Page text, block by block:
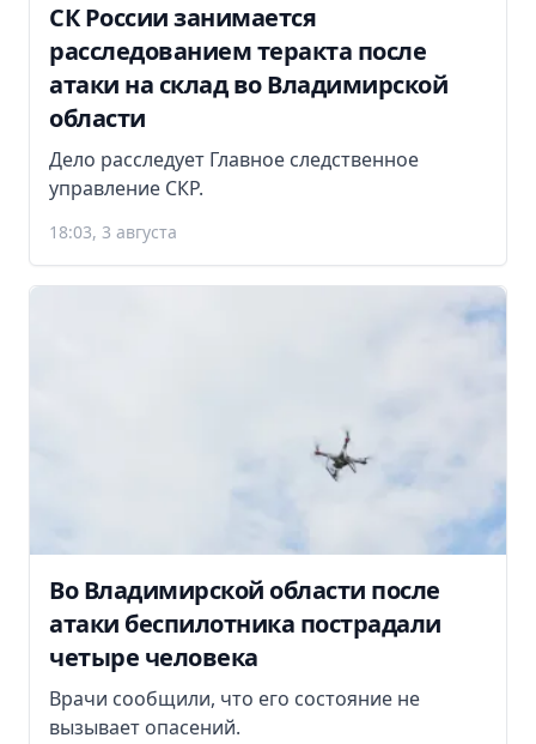
СК России занимается
расследованием теракта после
атаки на склад во Владимирской
области
Дело расследует Главное следственное
управление СКР.
18:03, 3 августа
Во Владимирской области после
атаки беспилотника пострадали
четыре человека
Врачи сообщили, что его состояние не
вызывает опасений.